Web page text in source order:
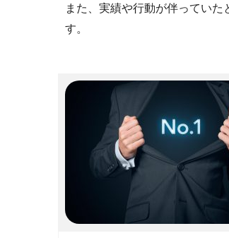
また、実績や行動が伴ってい
す。